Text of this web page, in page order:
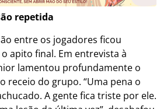
repetida
entre os jogadores ficou
apito final. Em entrevista à
lamentou profundamente o
receio do grupo. “Uma pena o
A gente fica triste por ele.